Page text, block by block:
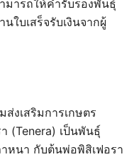
ารถให้คำรับรองพันธุ์
บเสร็จรับเงินจากผู้
งเสริมการเกษตร
(Tenera) เป็นพันธุ์
หนา กับต้นพ่อพิสิเฟอรา